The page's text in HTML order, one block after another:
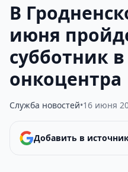
В
июня
субботник
онкоцентра
Служба новостей•16 июня
Добавить в